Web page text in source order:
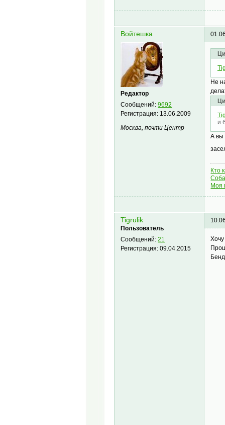
Войтешка
Редактор
Сообщений:9692
Регистрация: 13.06.2009
Москва, почти Центр
Не
и
А вы
Кто
Моя
Tigrulik
Пользователь
Сообщений:21
Регистрация:09.04.2015